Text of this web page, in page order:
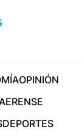
OPINIÓN
DEPORTES